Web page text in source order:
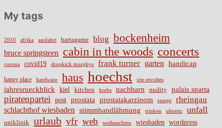
My tags
2010 afrika ausfahrt bartagame blog bockenheim
bruce springsteen cabin in the woods concerts
corona covid19 dropkick murphys frank turner garten handicap
happy place hardware haus hoechst irie revoltes
jahresrueckblick kiel kitchen krebs nachbarn nudity palais sparta
piratenpartei post prostata prostatakarzinom rezept rheingau
schlachthof wiesbaden stimmbandlähmung trinken ubuntu unfall
uniklinik urlaub vfr web weihnachten wiesbaden wordpress